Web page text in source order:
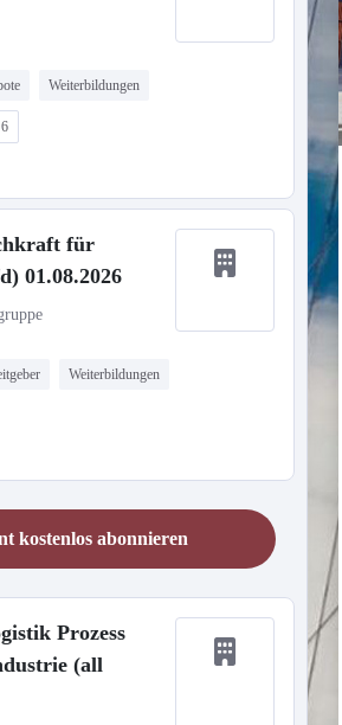
Weiterbildungen
6
für
01.08.2026
Weiterbildungen
kostenlos abonnieren
Prozess
(all